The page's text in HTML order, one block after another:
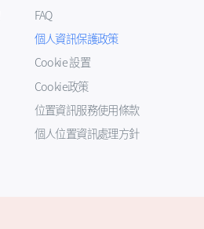
FAQ
個人資訊保護政策
Cookie 設置
Cookie政策
位置資訊服務使用條款
個人位置資訊處理方針